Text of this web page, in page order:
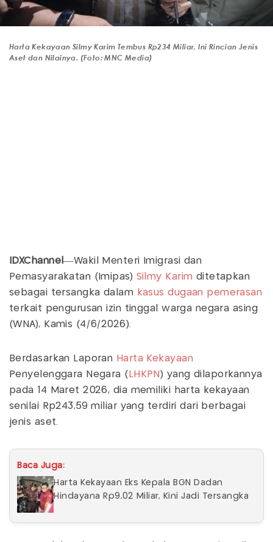
Harta Kekayaan Silmy Karim Tembus Rp234 Miliar, Ini Rincian Jenis
Aset dan Nilainya. (Foto: MNC Media)
IDXChannel—Wakil Menteri Imigrasi dan
Pemasyarakatan (Imipas) Silmy Karim ditetapkan
sebagai tersangka dalam kasus dugaan pemerasan
terkait pengurusan izin tinggal warga negara asing
(WNA), Kamis (4/6/2026).
Berdasarkan Laporan Harta Kekayaan
Penyelenggara Negara ( LHKPN ) yang dilaporkannya
pada 14 Maret 2026, dia memiliki harta kekayaan
senilai Rp243,59 miliar yang terdiri dari berbagai
jenis aset.
Baca Juga:
Harta Kekayaan Eks Kepala BGN Dadan
Hindayana Rp9,02 Miliar, Kini Jadi Tersangka